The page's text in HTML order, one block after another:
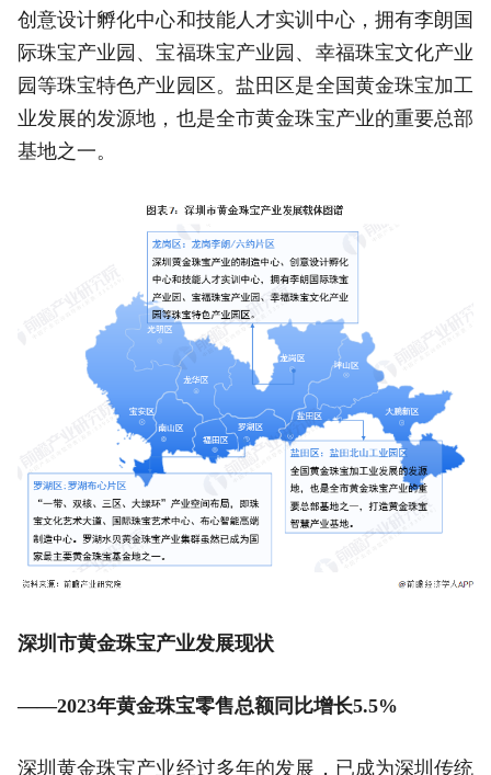
创意设计孵化中心和技能人才实训中心，拥有李朗国
际珠宝产业园、宝福珠宝产业园、幸福珠宝文化产业
园等珠宝特色产业园区。盐田区是全国黄金珠宝加工
业发展的发源地，也是全市黄金珠宝产业的重要总部
基地之一。
深圳市黄金珠宝产业发展现状
——2023年黄金珠宝零售总额同比增长5.5%
深圳黄金珠宝产业经过多年的发展，已成为深圳传统